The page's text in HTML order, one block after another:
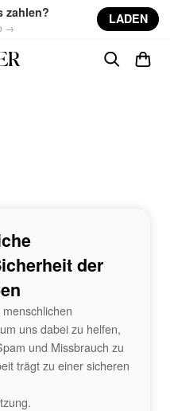
zahlen?
→
LADEN
der
uns dabei zu helfen,
und Missbrauch zu
trägt zu einer sicheren